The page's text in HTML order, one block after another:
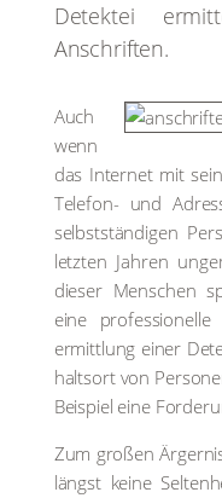
Detek­tei
Anschrif­ten.
Auch
wenn
das Inter­net mit
Tele­fon- und
selbst­stän­di­gen
letz­ten Jah­ren
die­ser Men­schen
eine
ermitt­lung einer
halts­ort von
Bei­spiel eine
Zum gro­ßen
längst kei­ne